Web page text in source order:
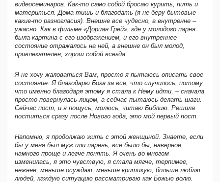
видеосеминаров. Как-то само собой бросаю курить, пить и
материться. Дома тишь и благодать (я не беру бытовые
какие-то разногласия). Внешне все чудесно, а внутренне –
ужасно. Как в фильме «Дориан Грей», где у молодого парня
была картина с его изображением, и его внутреннее
состояние отражалось на ней, а внешне он был молод,
привлекателен, хорош собой всегда.
Я не хочу жаловаться Вам, просто я пытаюсь описать свое
состояние. Я благодарю Бога за все, что случилось, потому
что именно благодаря этому я стала к Нему идти, – сначала
просто повернулась лицом, а сейчас пытаюсь делать шаги.
Сейчас пост, и я пощусь, молюсь, читаю Библию. Решила
поститься сразу после Нового года, это мой первый пост.
Напомню, я продолжаю жить с этой женщиной. Знаете, если
бы у меня был муж или парень, все было бы, наверное,
намного проще и легче понять. Я очень во многом
изменилась, я это чувствую, я стала мягче, терпимее,
нежнее, меньше осуждаю, меньше критикую, больше люблю
людей, каждую ситуацию рассматриваю как Божью волю.